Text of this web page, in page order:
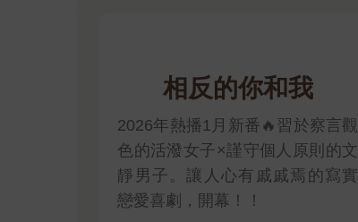
相反的你和我
2026年熱播1月新番🔥習於察言觀
色的活潑女子×謹守個人原則的文
靜男子。讓人心有戚戚焉的寫實
戀愛喜劇，開幕！！